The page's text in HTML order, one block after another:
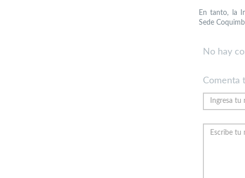
En tanto, la
Sede
No hay
Comenta